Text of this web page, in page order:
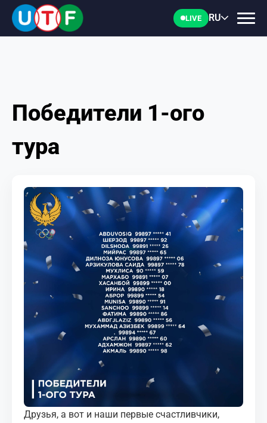
LIVE RU
ГЛАВНАЯ
ФТУ
ДОКУМЕНТЫ
ПЕРСОНАЛИИ
МЕДИА
КОНТАКТЫ
Победители 1-ого
тура
Друзья, а вот и наши первые счастливчики,